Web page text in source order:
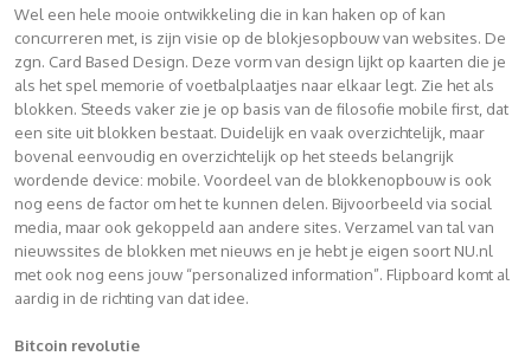
Wel een hele mooie ontwikkeling die in kan haken op of kan
concurreren met, is zijn visie op de blokjesopbouw van websites. De
zgn. Card Based Design. Deze vorm van design lijkt op kaarten die je
als het spel memorie of voetbalplaatjes naar elkaar legt. Zie het als
blokken. Steeds vaker zie je op basis van de filosofie mobile first, dat
een site uit blokken bestaat. Duidelijk en vaak overzichtelijk, maar
bovenal eenvoudig en overzichtelijk op het steeds belangrijk
wordende device: mobile. Voordeel van de blokkenopbouw is ook
nog eens de factor om het te kunnen delen. Bijvoorbeeld via social
media, maar ook gekoppeld aan andere sites. Verzamel van tal van
nieuwssites de blokken met nieuws en je hebt je eigen soort NU.nl
met ook nog eens jouw “personalized information”. Flipboard komt al
aardig in de richting van dat idee.
Bitcoin revolutie